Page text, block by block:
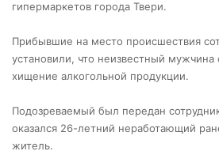
гипермаркетов города Твери.
Прибывшие на место происшествия
установили, что неизвестный
хищение алкогольной продукции.
Подозреваемый был передан
оказался 26-летний неработающий
житель.